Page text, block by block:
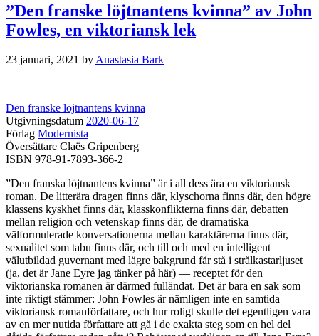
”Den franske löjtnantens kvinna” av John
Fowles, en viktoriansk lek
23 januari, 2021 byAnastasia Bark
Den franske löjtnantens kvinna
Utgivningsdatum 2020-06-17
Förlag Modernista
Översättare Claës Gripenberg
ISBN 978-91-7893-366-2
”Den franska löjtnantens kvinna” är i all dess ära en viktoriansk
roman. De litterära dragen finns där, klyschorna finns där, den högre
klassens kyskhet finns där, klasskonflikterna finns där, debatten
mellan religion och vetenskap finns där, de dramatiska
välformulerade konversationerna mellan karaktärerna finns där,
sexualitet som tabu finns där, och till och med en intelligent
välutbildad guvernant med lägre bakgrund får stå i strålkastarljuset
(ja, det är Jane Eyre jag tänker på här) — receptet för den
viktorianska romanen är därmed fulländat. Det är bara en sak som
inte riktigt stämmer: John Fowles är nämligen inte en samtida
viktoriansk romanförfattare, och hur roligt skulle det egentligen vara
av en mer nutida författare att gå i de exakta steg som en hel del